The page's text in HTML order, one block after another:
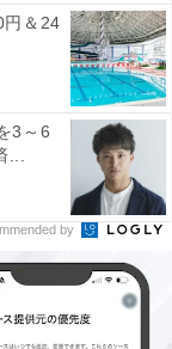
ャンペーンと
・20日・25
象日にエントリ
なるほか、ポ
円＆24
3～6
by